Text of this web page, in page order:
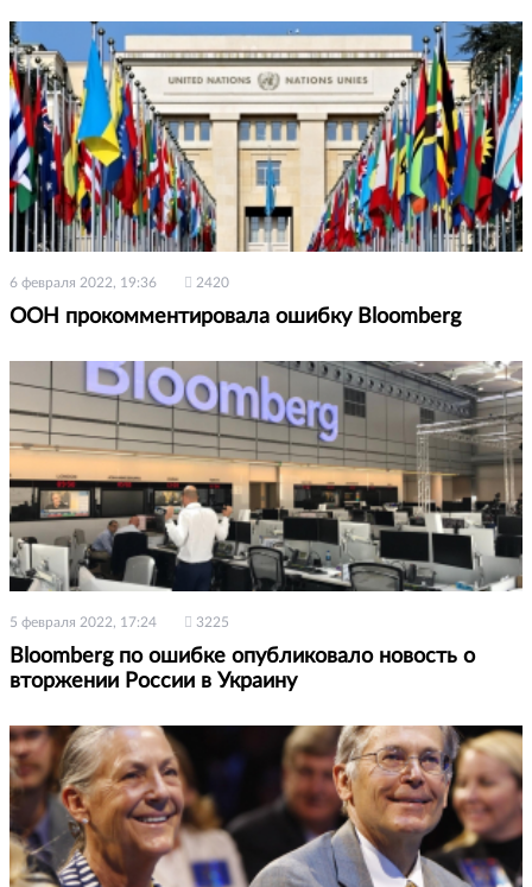
6 февраля 2022, 19:36 2420
ООН прокомментировала ошибку Bloomberg
5 февраля 2022, 17:24 3225
Bloomberg по ошибке опубликовало новость о
вторжении России в Украину